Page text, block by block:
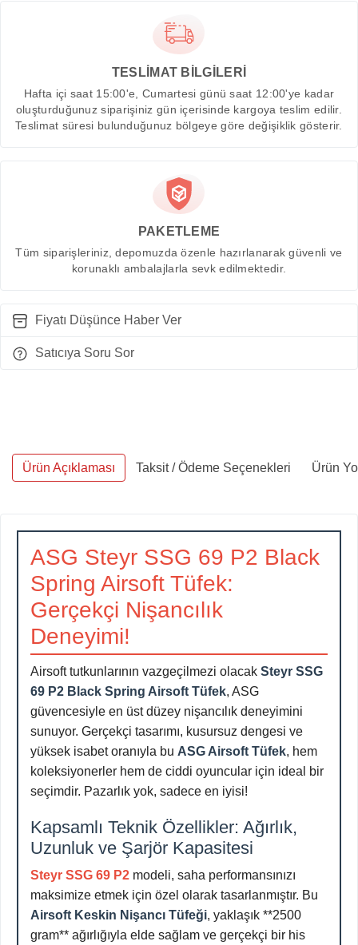
TESLİMAT BİLGİLERİ
Hafta içi saat 15:00'e, Cumartesi günü saat 12:00'ye kadar
oluşturduğunuz siparişiniz gün içerisinde kargoya teslim edilir.
Teslimat süresi bulunduğunuz bölgeye göre değişiklik gösterir.
PAKETLEME
Tüm siparişleriniz, depomuzda özenle hazırlanarak güvenli ve
korunaklı ambalajlarla sevk edilmektedir.
Fiyatı Düşünce Haber Ver
Satıcıya Soru Sor
Ürün Açıklaması Taksit / Ödeme Seçenekleri Ürün
ASG Steyr SSG 69 P2 Black
Spring Airsoft Tüfek:
Gerçekçi Nişancılık
Deneyimi!
Airsoft tutkunlarının vazgeçilmezi olacak Steyr SSG
69 P2 Black Spring Airsoft Tüfek, ASG
güvencesiyle en üst düzey nişancılık deneyimini
sunuyor. Gerçekçi tasarımı, kusursuz dengesi ve
yüksek isabet oranıyla bu ASG Airsoft Tüfek, hem
koleksiyonerler hem de ciddi oyuncular için ideal bir
seçimdir. Pazarlık yok, sadece en iyisi!
Kapsamlı Teknik Özellikler: Ağırlık,
Uzunluk ve Şarjör Kapasitesi
Steyr SSG 69 P2 modeli, saha performansınızı
maksimize etmek için özel olarak tasarlanmıştır. Bu
Airsoft Keskin Nişancı Tüfeği, yaklaşık **2500
gram** ağırlığıyla elde sağlam ve gerçekçi bir his